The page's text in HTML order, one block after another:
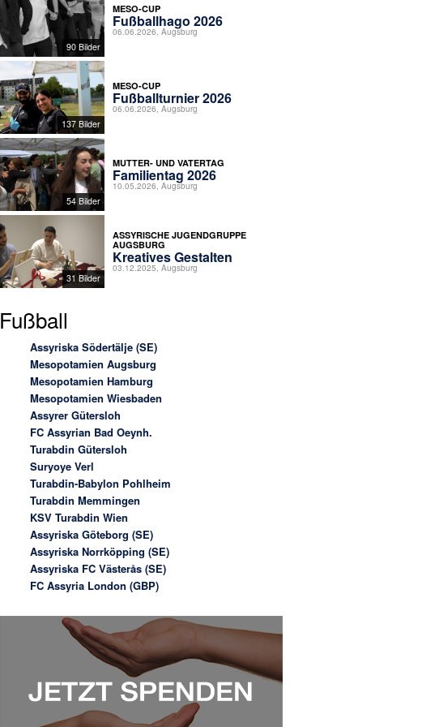
90 Bilder
MESO-CUP
Fußballhago 2026
06.06.2026, Augsburg
137 Bilder
MESO-CUP
Fußballturnier 2026
06.06.2026, Augsburg
54 Bilder
MUTTER- UND VATERTAG
Familientag 2026
10.05.2026, Augsburg
31 Bilder
ASSYRISCHE JUGENDGRUPPE
AUGSBURG
Kreatives Gestalten
03.12.2025, Augsburg
Fußball
Assyriska Södertälje (SE)
Mesopotamien Augsburg
Mesopotamien Hamburg
Mesopotamien Wiesbaden
Assyrer Gütersloh
FC Assyrian Bad Oeynh.
Turabdin Gütersloh
Suryoye Verl
Turabdin-Babylon Pohlheim
Turabdin Memmingen
KSV Turabdin Wien
Assyriska Göteborg (SE)
Assyriska Norrköpping (SE)
Assyriska FC Västerås (SE)
FC Assyria London (GBP)